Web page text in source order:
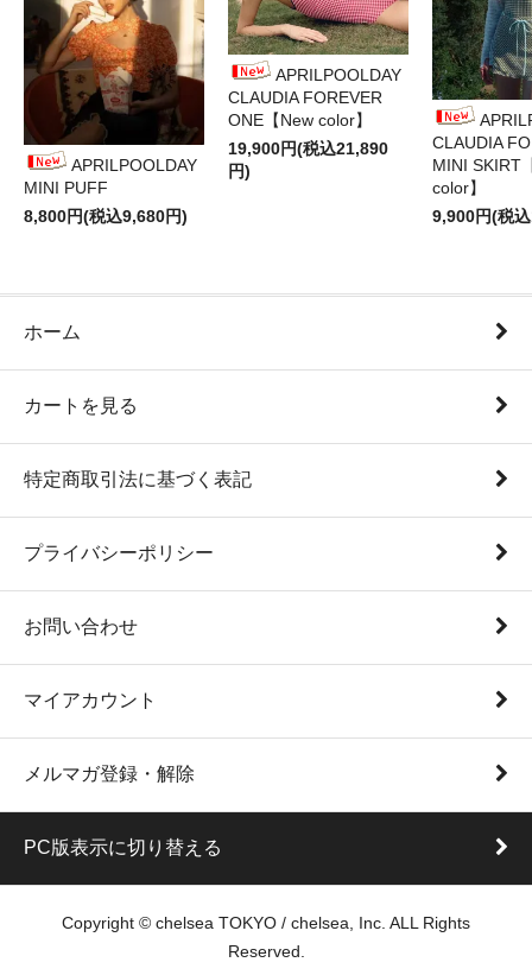
APRILPOOLDAY
MINI PUFF
8,800円(税込9,680円)
APRILPOOLDAY
CLAUDIA FOREVER
ONE【New color】
19,900円(税込21,890
円)
CLAUDIA
MINI SKIRT
color】
9,900円(税
ホーム
カートを見る
特定商取引法に基づく表記
プライバシーポリシー
お問い合わせ
マイアカウント
メルマガ登録・解除
PC版表示に切り替える
Copyright © chelsea TOKYO / chelsea, Inc. ALL Rights
Reserved.